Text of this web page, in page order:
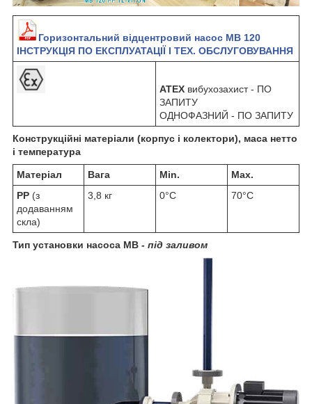
Горизонтальний відцентровий насос MB 120
ІНСТРУКЦІЯ ПО ЕКСПЛУАТАЦІЇ І ТЕХ. ОБСЛУГОВУВАННЯ
ATEX вибухозахист - ПО
ЗАПИТУ
ОДНОФАЗНИЙ - ПО ЗАПИТУ
Конструкційні матеріали (корпус і колектори), маса нетто
і температура
Матеріал Вага Min.
Max.
PP (з
додаванням
скла)
3,8 кг 0°C 70°C
Тип установки насоса MB - під заливом